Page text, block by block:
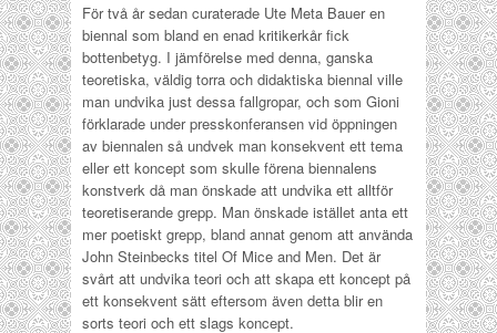
För två år sedan curaterade Ute Meta Bauer en
biennal som bland en enad kritikerkår fick
bottenbetyg. I jämförelse med denna, ganska
teoretiska, väldig torra och didaktiska biennal ville
man undvika just dessa fallgropar, och som Gioni
förklarade under presskonferansen vid öppningen
av biennalen så undvek man konsekvent ett tema
eller ett koncept som skulle förena biennalens
konstverk då man önskade att undvika ett alltför
teoretiserande grepp. Man önskade istället anta ett
mer poetiskt grepp, bland annat genom att använda
John Steinbecks titel Of Mice and Men. Det är
svårt att undvika teori och att skapa ett koncept på
ett konsekvent sätt eftersom även detta blir en
sorts teori och ett slags koncept.